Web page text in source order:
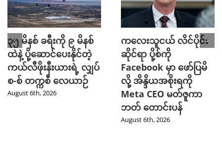
၃၅ မိနစ် ခရီးကို ၉ မိနစ်
ထဲနဲ့ ပို့ဆောင်ပေးနိုင်တဲ့
ကယ်လီဖိုးနီးယားရဲ့ လျှပ်
စ-စ် တက္ကစီ လေယာဉ်
August 6th, 2026
ကလေးသူငယ် လိင်ပိုင်း
ဆိုင်ရာ ပို့စ်ကို
Facebook မှာ ဖော်ပြမိ
လို့ အိန္ဒိယအစိုးရကို
Meta CEO မတ်ဇူကာ
ဘတ် တောင်းပန်
August 6th, 2026